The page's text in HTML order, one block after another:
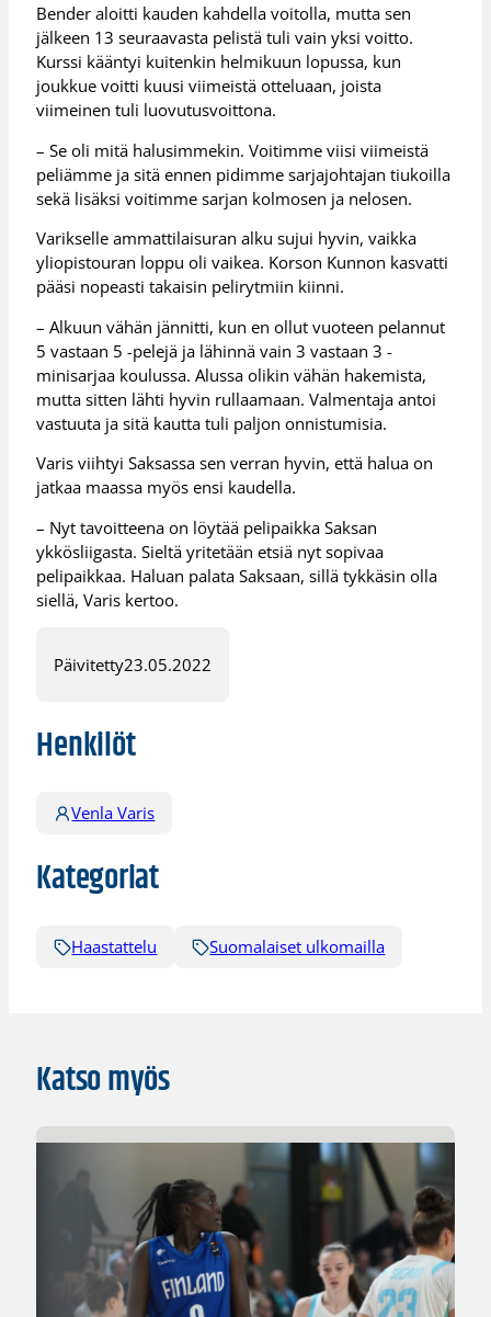
Bender aloitti kauden kahdella voitolla, mutta sen
jälkeen 13 seuraavasta pelistä tuli vain yksi voitto.
Kurssi kääntyi kuitenkin helmikuun lopussa, kun
joukkue voitti kuusi viimeistä otteluaan, joista
viimeinen tuli luovutusvoittona.
– Se oli mitä halusimmekin. Voitimme viisi viimeistä
peliämme ja sitä ennen pidimme sarjajohtajan tiukoilla
sekä lisäksi voitimme sarjan kolmosen ja nelosen.
Varikselle ammattilaisuran alku sujui hyvin, vaikka
yliopistouran loppu oli vaikea. Korson Kunnon kasvatti
pääsi nopeasti takaisin pelirytmiin kiinni.
– Alkuun vähän jännitti, kun en ollut vuoteen pelannut
5 vastaan 5 -pelejä ja lähinnä vain 3 vastaan 3 -
minisarjaa koulussa. Alussa olikin vähän hakemista,
mutta sitten lähti hyvin rullaamaan. Valmentaja antoi
vastuuta ja sitä kautta tuli paljon onnistumisia.
Varis viihtyi Saksassa sen verran hyvin, että halua on
jatkaa maassa myös ensi kaudella.
– Nyt tavoitteena on löytää pelipaikka Saksan
ykkösliigasta. Sieltä yritetään etsiä nyt sopivaa
pelipaikkaa. Haluan palata Saksaan, sillä tykkäsin olla
siellä, Varis kertoo.
Päivitetty23.05.2022
Henkilöt
Venla Varis
Kategoriat
Haastattelu Suomalaiset ulkomailla
Katso myös